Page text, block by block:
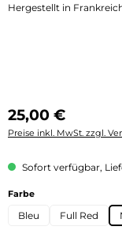
Hergestellt in
Regulärer Preis:
25,00 €
Preise inkl. MwSt. zzgl.
Sofort verfügbar,
Farbeauswählen
Bleu Full Red